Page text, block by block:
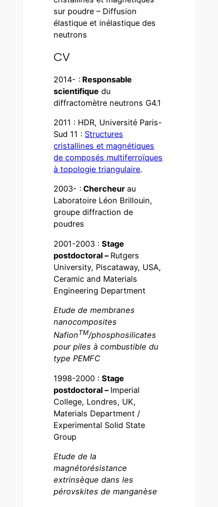
sur poudre – Diffusion
élastique et inélastique des
neutrons
CV
2014- : Responsable
scientifique du
diffractomètre neutrons G4.1
2011 : HDR, Université Paris-
Sud 11 : Structures
cristallines et magnétiques
de composés multiferroïques
à topologie triangulaire.
2003- : Chercheurau
Laboratoire Léon Brillouin,
groupe diffraction de
poudres
2001-2003 :Stage
postdoctoral – Rutgers
University, Piscataway, USA,
Ceramic and Materials
Engineering Department
Etude de membranes
nanocomposites
NafionTM/phosphosilicates
pour piles à combustible du
type PEMFC
1998-2000 :Stage
postdoctoral – Imperial
College, Londres, UK,
Materials Department /
Experimental Solid State
Group
Etude de la
magnétorésistance
extrinsèque dans les
pérovskites de manganèse